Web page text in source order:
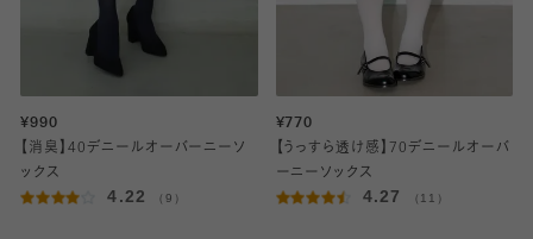
¥990
【消臭】40デニールオーバーニーソ
ックス
4.22 （9）
¥770
【うっすら透け感】70デニールオーバ
ーニーソックス
4.27 （11）